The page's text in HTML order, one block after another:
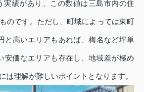
実績があり、この数値は三島市内の住
のです。ただし、町域によっては東町
と高いエリアもあれば、梅名など坪単
安価なエリアも存在し、地域差が極め
は理解が難しいポイントとなります。